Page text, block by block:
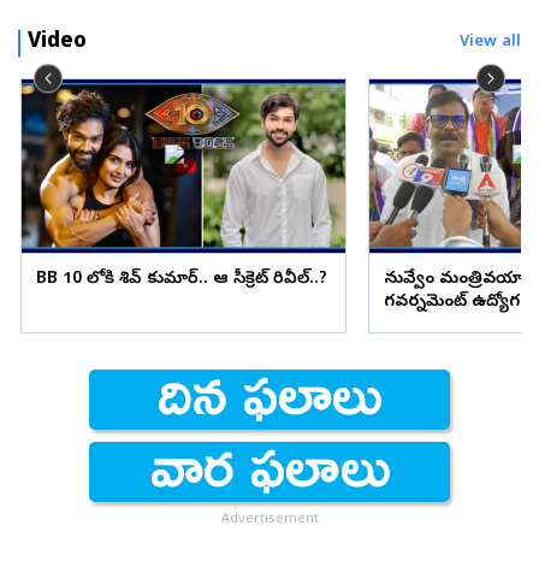
Video View all
BB 10 లోకి శివ్ కుమార్.. ఆ సీక్రెట్ రివీల్..?
నువ్వేం
గవర్నమెంట్ ఉద్యోగం
Advertisement